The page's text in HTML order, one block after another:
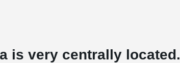
is very centrally located.